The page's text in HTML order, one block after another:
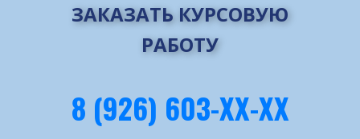
ЗАКАЗАТЬ КУРСОВУЮ
РАБОТУ
8 (926) 603-ХХ-ХХ